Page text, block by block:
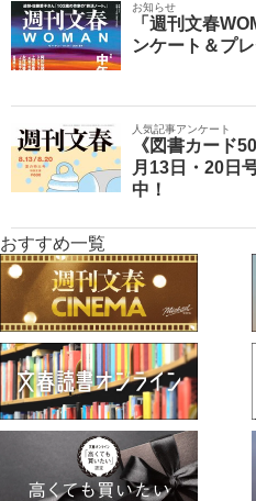
お知らせ
「週刊文春
ンケート＆プ
人気記事アンケート
《図書カード
月13日・20日
中！
おすすめ一覧